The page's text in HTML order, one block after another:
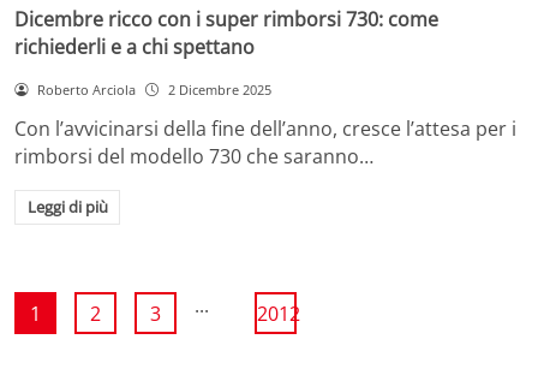
Dicembre ricco con i super rimborsi 730: come
richiederli e a chi spettano
Roberto Arciola 2 Dicembre 2025
Con l’avvicinarsi della fine dell’anno, cresce l’attesa per i
rimborsi del modello 730 che saranno…
Leggi di più
1 2 3 ... 2012